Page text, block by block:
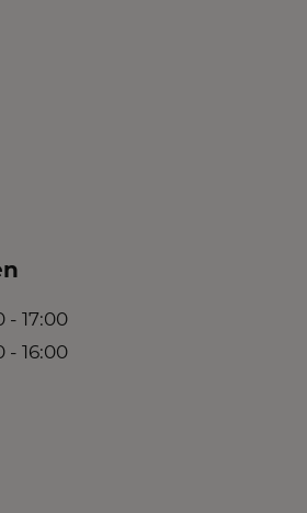
- 17:00
- 16:00